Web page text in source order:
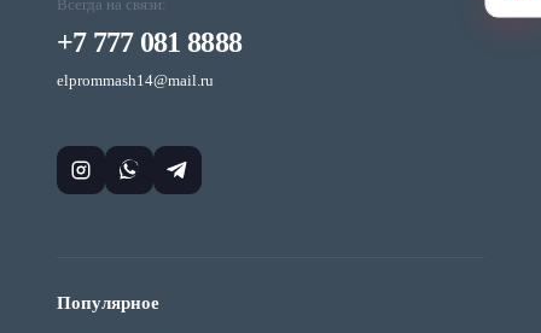
Всегда на связи:
+7 777 081 8888
elprommash14@mail.ru
Популярное